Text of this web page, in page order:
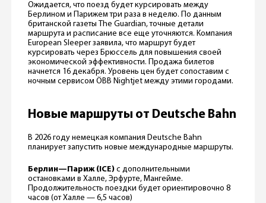
Ожидается, что поезд будет курсировать между
Берлином и Парижем три раза в неделю. По данным
британской газеты The Guardian, точные детали
маршрута и расписание все еще уточняются. Компания
European Sleeper заявила, что маршрут будет
курсировать через Брюссель для повышения своей
экономической эффективности. Продажа билетов
начнется 16 декабря. Уровень цен будет сопоставим с
ночным сервисом ÖBB Nightjet между этими городами.
Новые маршруты от Deutsche Bahn
В 2026 году немецкая компания Deutsche Bahn
планирует запустить новые международные маршруты.
Берлин—Париж (ICE)с дополнительными
остановками в Халле, Эрфурте, Мангейме.
Продолжительность поездки будет ориентировочно 8
часов (от Халле — 6,5 часов)